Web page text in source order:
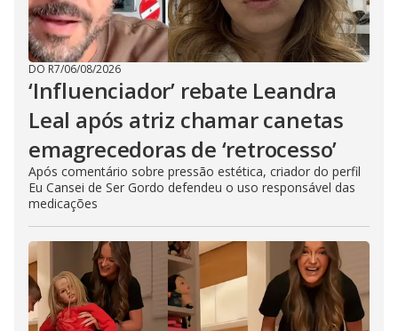
DO R7/06/08/2026
‘Influenciador’ rebate Leandra
Leal após atriz chamar canetas
emagrecedoras de ‘retrocesso’
Após comentário sobre pressão estética, criador do perfil
Eu Cansei de Ser Gordo defendeu o uso responsável das
medicações